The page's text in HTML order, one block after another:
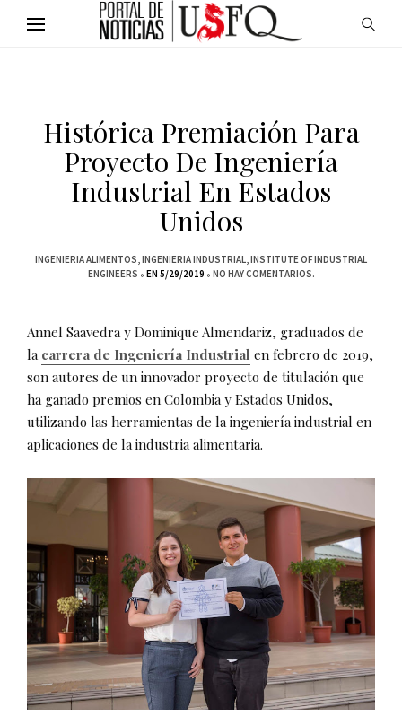
Histórica Premiación Para
Proyecto De Ingeniería
Industrial En Estados
Unidos
INGENIERIA ALIMENTOS INGENIERIA INDUSTRIAL INSTITUTE OF INDUSTRIAL
ENGINEERS
EN 5/29/2019 NO HAY COMENTARIOS.
Annel Saavedra y Dominique Almendariz, graduados de
la carrera de Ingeniería Industrial en febrero de 2019,
son autores de un innovador proyecto de titulación que
ha ganado premios en Colombia y Estados Unidos,
utilizando las herramientas de la ingeniería industrial en
aplicaciones de la industria alimentaria.